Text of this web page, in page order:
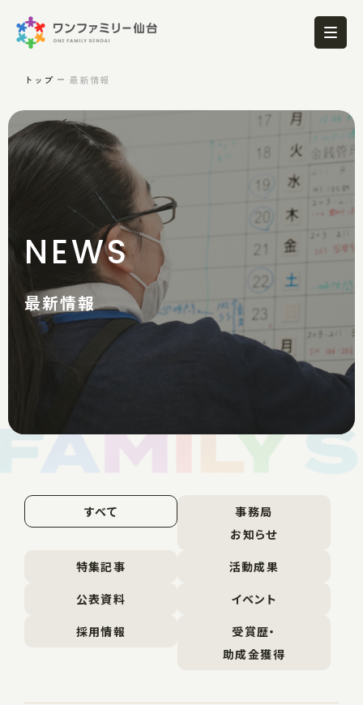
トップ 最新情報
NEWS
最新情報
すべて
事務局
お知らせ
特集記事
活動成果
公表資料
イベント
採用情報
受賞歴・
助成金獲得